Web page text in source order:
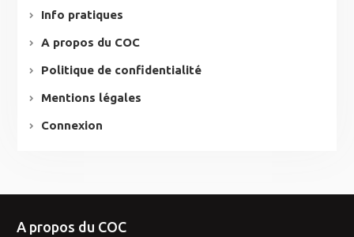
Info pratiques
A propos du COC
Politique de confidentialité
Mentions légales
Connexion
A propos du COC